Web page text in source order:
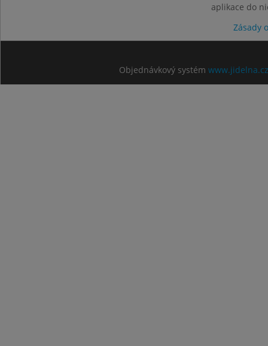
aplikace do
Zásady
Objednávkový systém www.jidelna.cz